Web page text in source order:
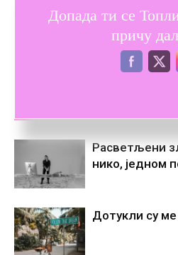
Искључи се и заборави
Расветљени
нико, једном
Дотукли су
Допада ти се
причу